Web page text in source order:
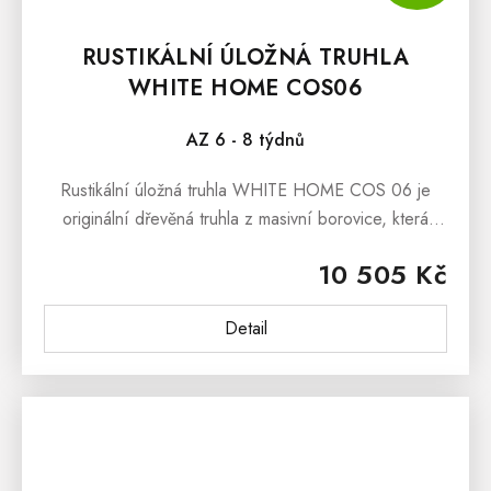
RUSTIKÁLNÍ ÚLOŽNÁ TRUHLA
WHITE HOME COS06
AZ 6 - 8 týdnů
10 505 Kč
Detail
Rustikální úložná truhla WHITE HOME COS 06 je
originální dřevěná truhla z masivní borovice, která
na hračky či knihy,...